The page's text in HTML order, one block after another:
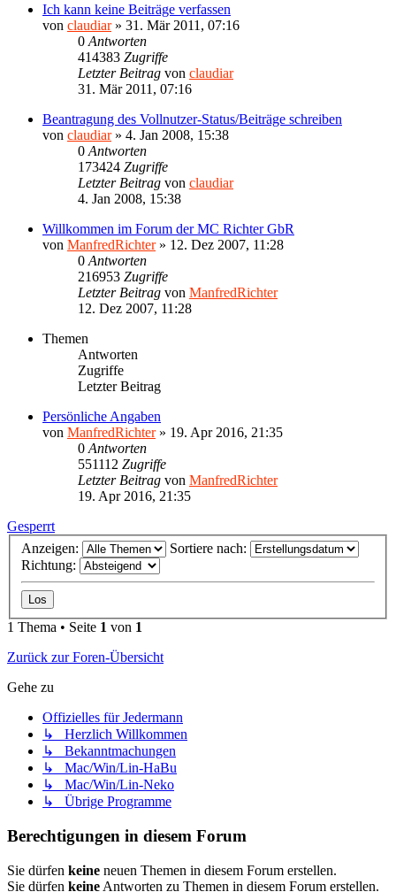
Ich kann keine Beiträge verfassen
von claudiar» 31. Mär 2011, 07:16
0 Antworten
414383 Zugriffe
Letzter Beitrag von claudiar
31. Mär 2011, 07:16
Beantragung des Vollnutzer-Status/Beiträge schreiben
von claudiar» 4. Jan 2008, 15:38
0 Antworten
173424 Zugriffe
Letzter Beitrag von claudiar
4. Jan 2008, 15:38
Willkommen im Forum der MC Richter GbR
von ManfredRichter» 12. Dez 2007, 11:28
0 Antworten
216953 Zugriffe
Letzter Beitrag von ManfredRichter
12. Dez 2007, 11:28
Themen
Antworten
Zugriffe
Letzter Beitrag
Persönliche Angaben
von ManfredRichter» 19. Apr 2016, 21:35
0 Antworten
551112 Zugriffe
Letzter Beitrag von ManfredRichter
19. Apr 2016, 21:35
Gesperrt
Anzeigen:
Sortiere nach:
Richtung:
1 Thema • Seite 1 von 1
Zurück zur Foren-Übersicht
Gehe zu
Offizielles für Jedermann
↳ Herzlich Willkommen
↳ Bekanntmachungen
↳ Mac/Win/Lin-HaBu
↳ Mac/Win/Lin-Neko
↳ Übrige Programme
Berechtigungen in diesem Forum
Sie dürfen keine neuen Themen in diesem Forum erstellen.
Sie dürfen keine Antworten zu Themen in diesem Forum erstellen.